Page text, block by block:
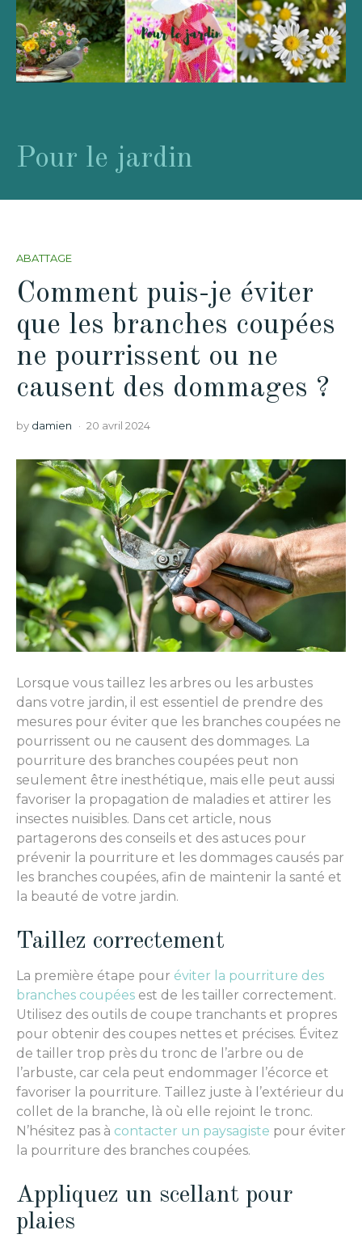
Pour le jardin
ABATTAGE
Comment puis-je éviter
que les branches coupées
ne pourrissent ou ne
causent des dommages ?
by damien 20 avril 2024
Lorsque vous taillez les arbres ou les arbustes
dans votre jardin, il est essentiel de prendre des
mesures pour éviter que les branches coupées ne
pourrissent ou ne causent des dommages. La
pourriture des branches coupées peut non
seulement être inesthétique, mais elle peut aussi
favoriser la propagation de maladies et attirer les
insectes nuisibles. Dans cet article, nous
partagerons des conseils et des astuces pour
prévenir la pourriture et les dommages causés par
les branches coupées, afin de maintenir la santé et
la beauté de votre jardin.
Taillez correctement
La première étape pour éviter la pourriture des
branches coupées est de les tailler correctement.
Utilisez des outils de coupe tranchants et propres
pour obtenir des coupes nettes et précises. Évitez
de tailler trop près du tronc de l’arbre ou de
l’arbuste, car cela peut endommager l’écorce et
favoriser la pourriture. Taillez juste à l’extérieur du
collet de la branche, là où elle rejoint le tronc.
N’hésitez pas à contacter un paysagiste pour éviter
la pourriture des branches coupées.
Appliquez un scellant pour
plaies